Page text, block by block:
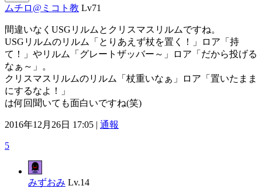
ムチロ@ミコト教 Lv71
間違いなくUSGリルムとクリスマスリルムですね。
USGリルムのリルム「とりあえず杖を置く！」ロア「持
て！」やリルム「グレートザッバー～」ロア「だから投げる
なぁ～」。
クリスマスリルムのリルム「杖重いなぁ」ロア「置いたまま
にするなよ！」
は何回聞いても面白いですね(笑)
2016年12月26日 17:05 | 通報
5
みずおみ Lv.14